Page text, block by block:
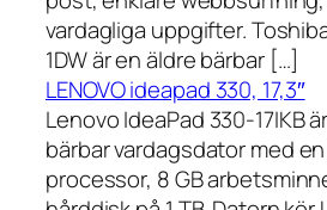
vardagliga uppgifter.
1DW är en äldre bärbar […]
LENOVO ideapad 330, 17,3″
Lenovo IdeaPad 330-17IKB
bärbar vardagsdator med
processor, 8 GB